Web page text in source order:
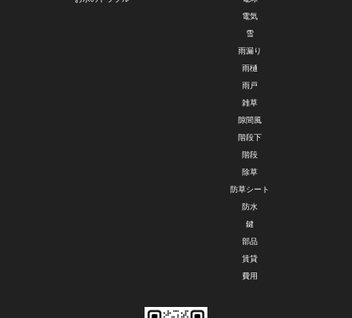
電気
雪
雨漏り
雨樋
雨戸
雑草
隙間風
階段下
階段
除草
防草シート
防水
鍵
部品
賃貸
費用